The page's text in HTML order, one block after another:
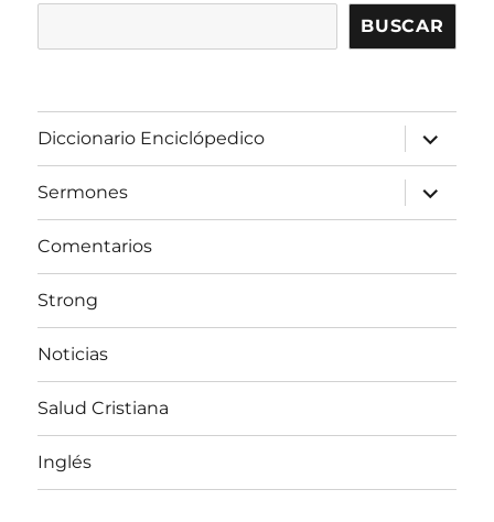
BUSCAR
Diccionario Enciclópedico
expandir
el
menú
inferior
Sermones
expandir
el
menú
Comentarios
Strong
Noticias
Salud Cristiana
Inglés